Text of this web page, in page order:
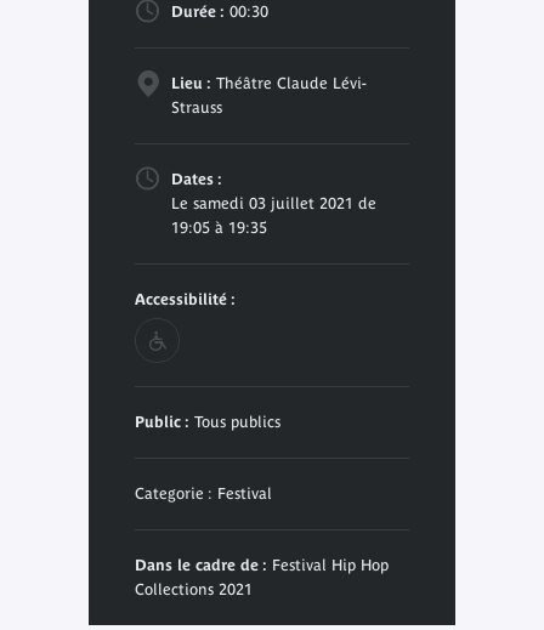
Durée : 00:30
Lieu : Théâtre Claude Lévi-
Strauss
Dates :
Le samedi 03 juillet 2021 de
19:05 à 19:35
Accessibilité :
Public : Tous publics
Categorie : Festival
Dans le cadre de : Festival Hip Hop
Collections 2021